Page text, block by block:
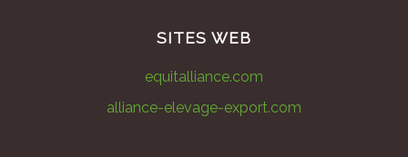
SITES WEB
equitalliance.com
alliance-elevage-export.com